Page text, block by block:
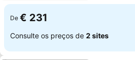
De € 231
Consulte os preços de 2 sites